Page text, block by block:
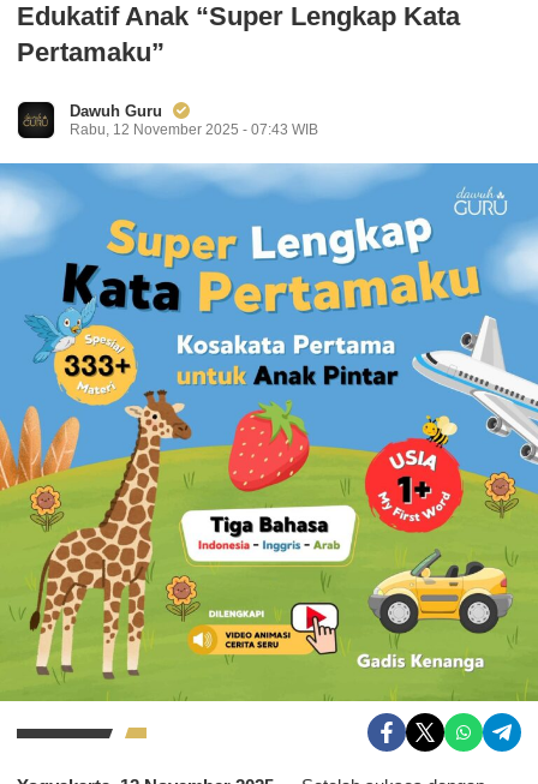
Edukatif Anak “Super Lengkap Kata
Pertamaku”
Dawuh Guru
Rabu, 12 November 2025 - 07:43 WIB